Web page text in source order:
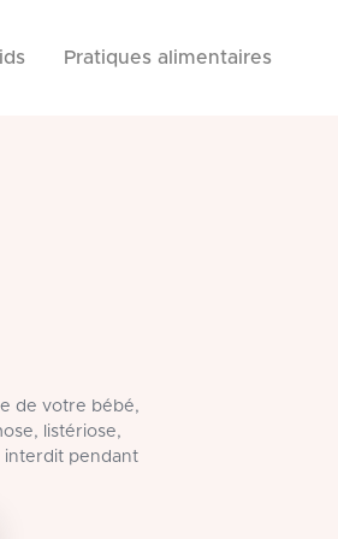
Pratiques alimentaires
de votre bébé,
listériose,
interdit pendant